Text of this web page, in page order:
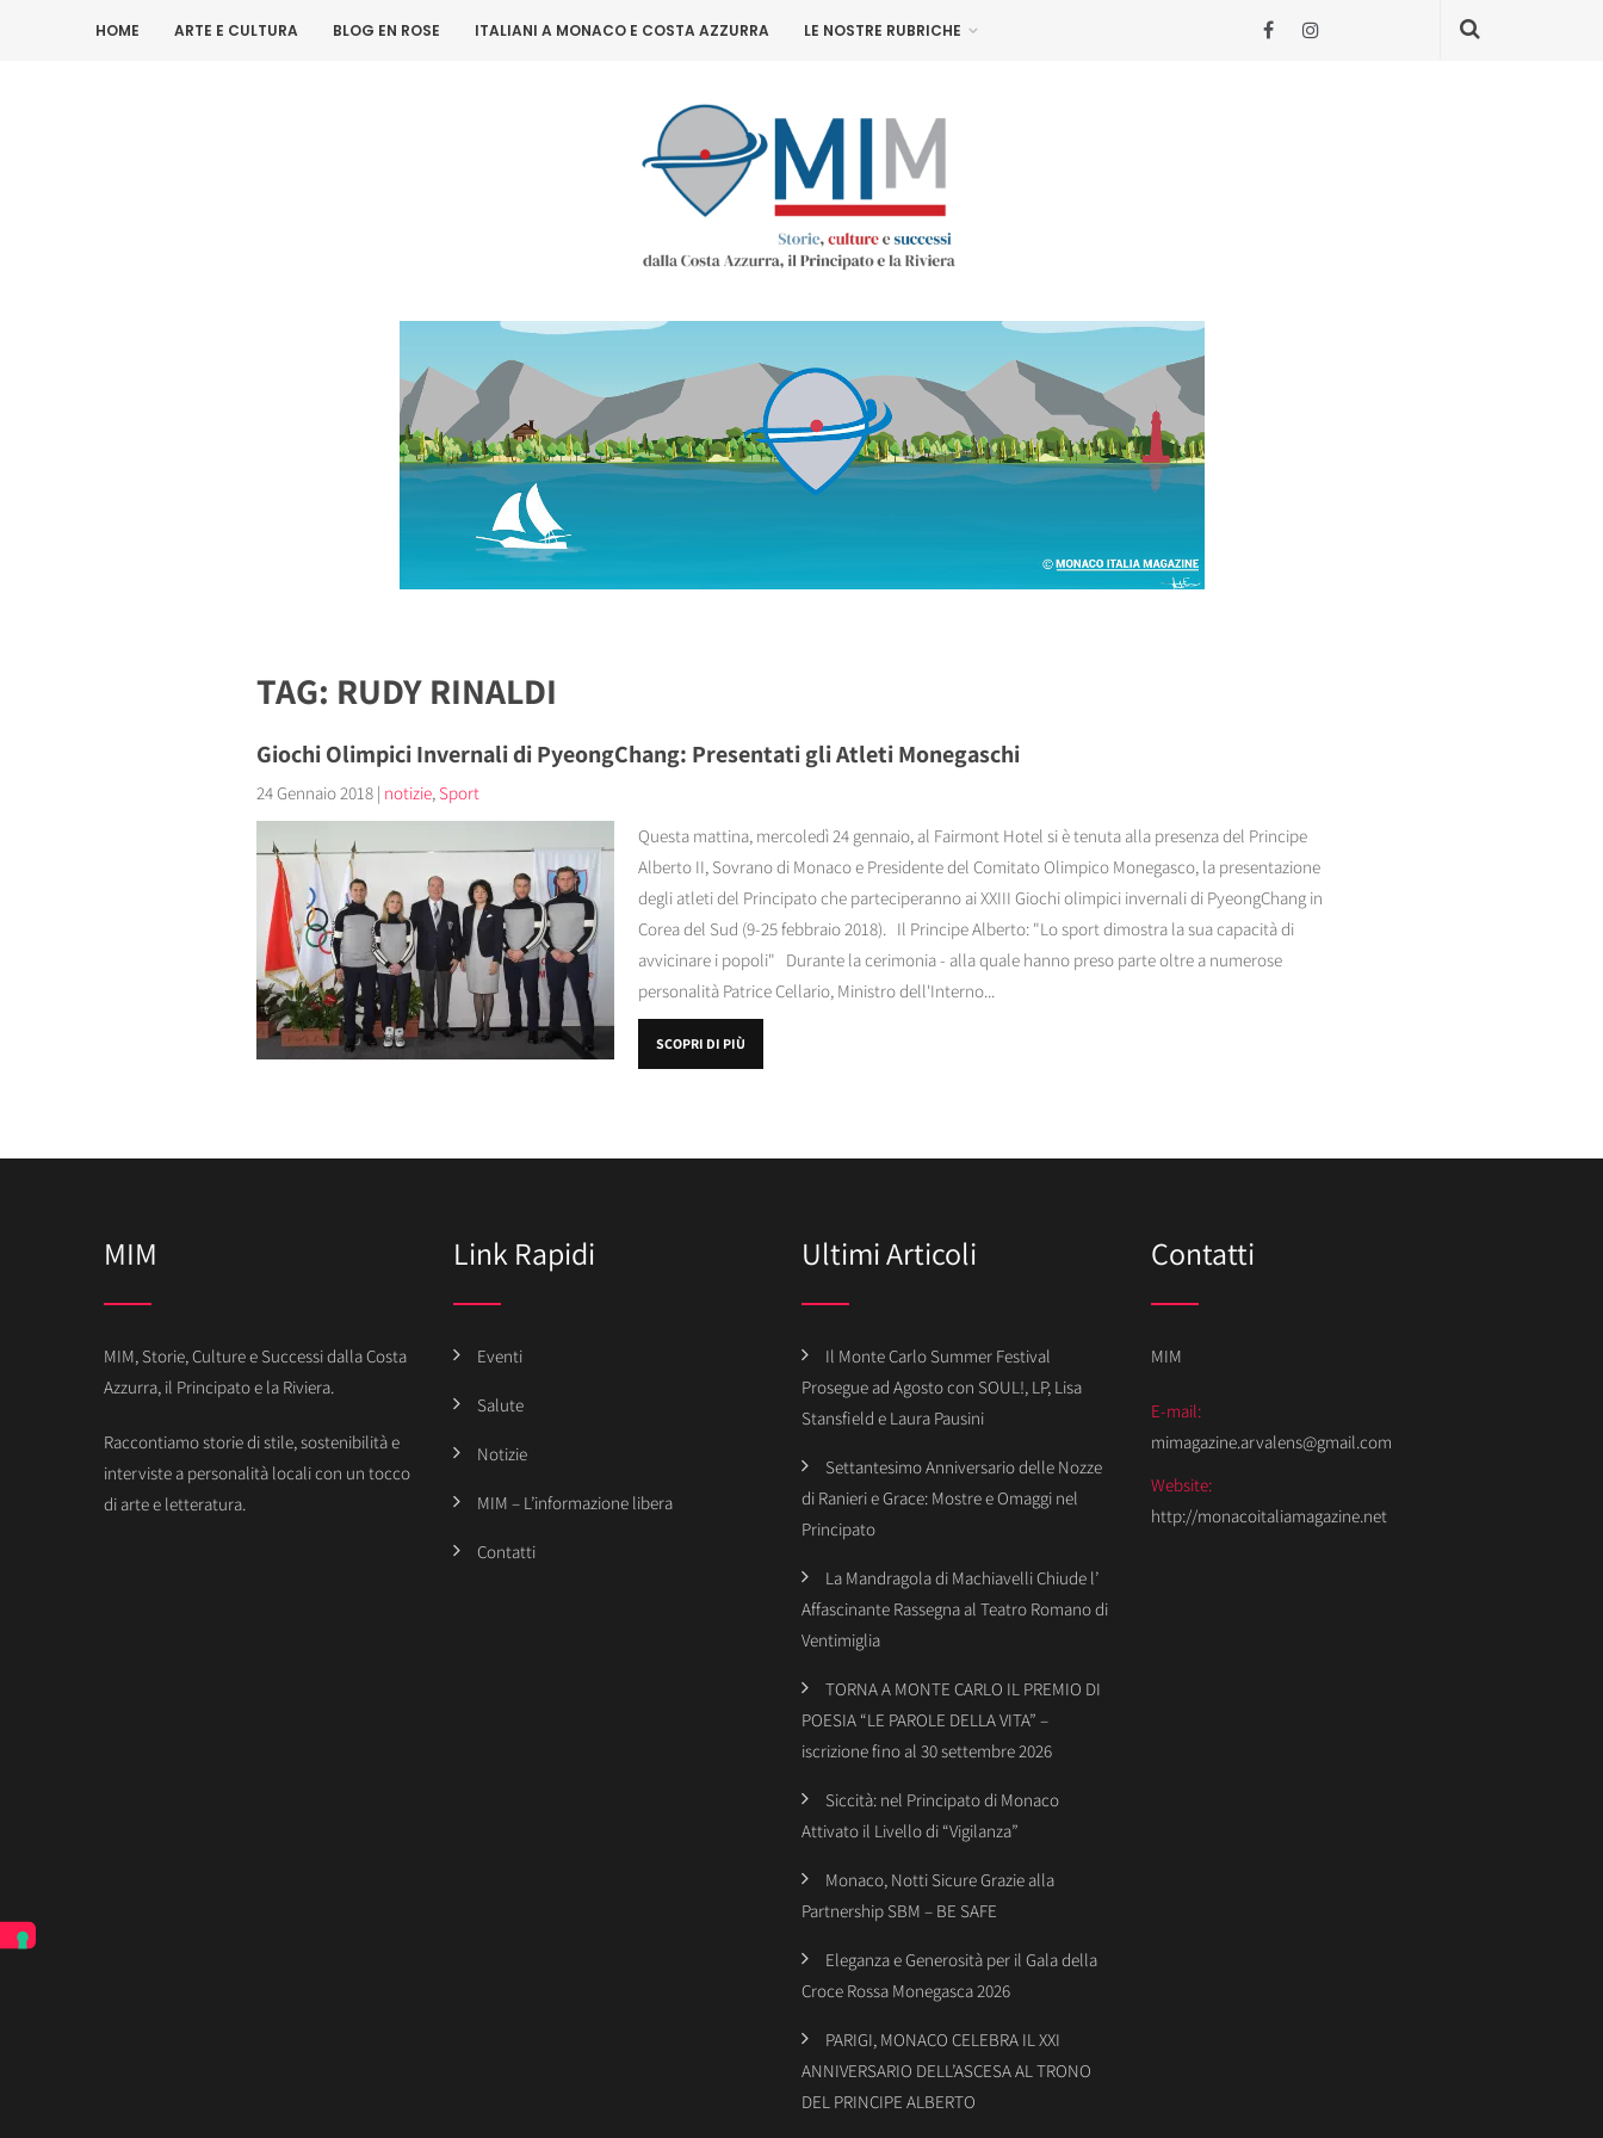
HOME ARTE E CULTURA BLOG EN ROSE ITALIANI A MONACO E COSTA AZZURRA LE NOSTRE RUBRICHE
TAG: RUDY RINALDI
Giochi Olimpici Invernali di PyeongChang: Presentati gli Atleti Monegaschi
24 Gennaio 2018 | notizie, Sport
Questa mattina, mercoledì 24 gennaio, al Fairmont Hotel si è tenuta alla presenza del Principe
Alberto II, Sovrano di Monaco e Presidente del Comitato Olimpico Monegasco, la presentazione
degli atleti del Principato che parteciperanno ai XXIII Giochi olimpici invernali di PyeongChang in
Corea del Sud (9-25 febbraio 2018). Il Principe Alberto: "Lo sport dimostra la sua capacità di
avvicinare i popoli" Durante la cerimonia - alla quale hanno preso parte oltre a numerose
personalità Patrice Cellario, Ministro dell'Interno...
SCOPRI DI PIÙ
MIM
MIM, Storie, Culture e Successi dalla Costa
Azzurra, il Principato e la Riviera.
Raccontiamo storie di stile, sostenibilità e
interviste a personalità locali con un tocco
di arte e letteratura.
Link Rapidi
Eventi
Salute
Notizie
MIM – L’informazione libera
Contatti
Ultimi Articoli
Il Monte Carlo Summer Festival
Prosegue ad Agosto con SOUL!, LP, Lisa
Stansfield e Laura Pausini
Settantesimo Anniversario delle Nozze
di Ranieri e Grace: Mostre e Omaggi nel
Principato
La Mandragola di Machiavelli Chiude l’
Affascinante Rassegna al Teatro Romano di
Ventimiglia
TORNA A MONTE CARLO IL PREMIO DI
POESIA “LE PAROLE DELLA VITA” –
iscrizione fino al 30 settembre 2026
Siccità: nel Principato di Monaco
Attivato il Livello di “Vigilanza”
Monaco, Notti Sicure Grazie alla
Partnership SBM – BE SAFE
Eleganza e Generosità per il Gala della
Croce Rossa Monegasca 2026
PARIGI, MONACO CELEBRA IL XXI
ANNIVERSARIO DELL’ASCESA AL TRONO
DEL PRINCIPE ALBERTO
Contatti
MIM
E-mail:
mimagazine.arvalens@gmail.com
Website:
http://monacoitaliamagazine.net